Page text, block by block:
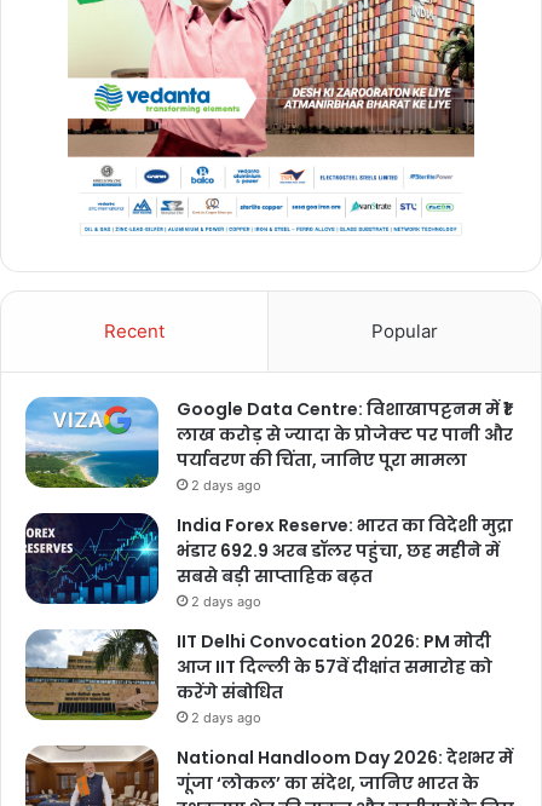
Recent Popular
Google Data Centre: विशाखापट्टनम में ₹1
लाख करोड़ से ज्यादा के प्रोजेक्ट पर पानी और
पर्यावरण की चिंता, जानिए पूरा मामला
2 days ago
India Forex Reserve: भारत का विदेशी मुद्रा
भंडार 692.9 अरब डॉलर पहुंचा, छह महीने में
सबसे बड़ी साप्ताहिक बढ़त
2 days ago
IIT Delhi Convocation 2026: PM मोदी
आज IIT दिल्ली के 57वें दीक्षांत समारोह को
करेंगे संबोधित
2 days ago
National Handloom Day 2026: देशभर में
गूंजा ‘लोकल’ का संदेश, जानिए भारत के